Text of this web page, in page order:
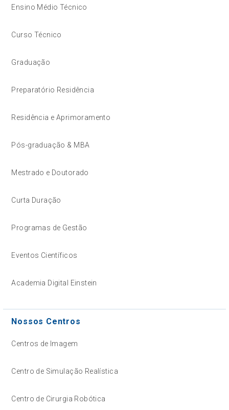
Ensino Médio Técnico
Curso Técnico
Graduação
Preparatório Residência
Residência e Aprimoramento
Pós-graduação & MBA
Mestrado e Doutorado
Curta Duração
Programas de Gestão
Eventos Científicos
Academia Digital Einstein
Nossos Centros
Centros de Imagem
Centro de Simulação Realística
Centro de Cirurgia Robótica